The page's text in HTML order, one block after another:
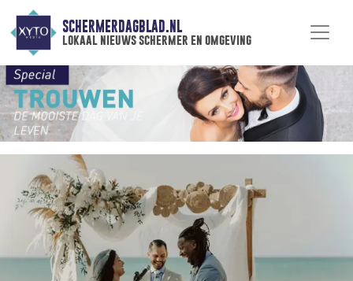
SCHERMERDAGBLAD.NL
lokaal nieuws schermer en omgeving